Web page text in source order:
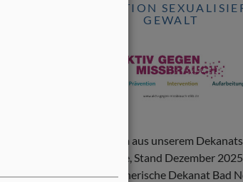
PRÄVENTION
GEWALT
Infos zum Thema aus unserem
der Landeskirche, Stand Dezember
Evangelisch-Lutherische Dekanat Bad